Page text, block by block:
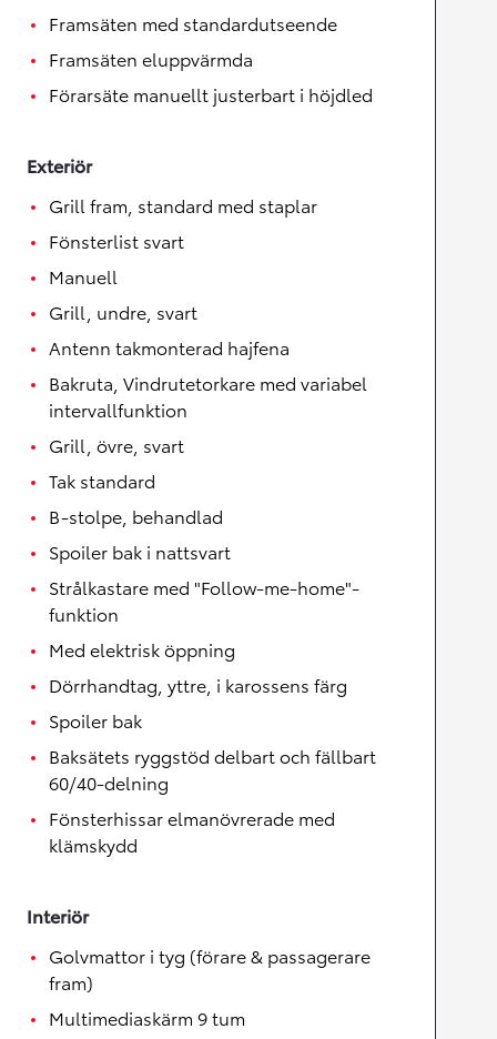
Framsäten med standardutseende
Framsäten eluppvärmda
Förarsäte manuellt justerbart i höjdled
Exteriör
Grill fram, standard med staplar
Fönsterlist svart
Manuell
Grill, undre, svart
Antenn takmonterad hajfena
Bakruta, Vindrutetorkare med variabel
intervallfunktion
Grill, övre, svart
Tak standard
B-stolpe, behandlad
Spoiler bak i nattsvart
Strålkastare med "Follow-me-home"-
funktion
Med elektrisk öppning
Dörrhandtag, yttre, i karossens färg
Spoiler bak
Baksätets ryggstöd delbart och fällbart
60/40-delning
Fönsterhissar elmanövrerade med
klämskydd
Interiör
Golvmattor i tyg (förare & passagerare
fram)
Multimediaskärm 9 tum